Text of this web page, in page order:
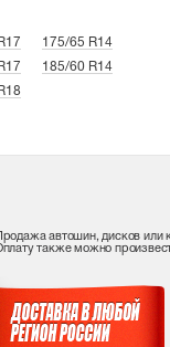
175/65 R14
185/60 R14
Продажа автошин, дисков или
также можно